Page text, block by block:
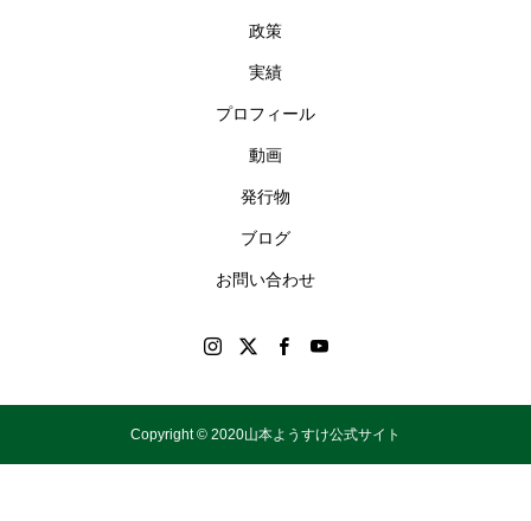
政策
実績
プロフィール
動画
発行物
ブログ
お問い合わせ
Copyright © 2020山本ようすけ公式サイト